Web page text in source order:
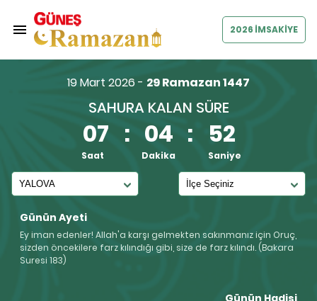
2026 İMSAKİYE
Günün Ayeti
Ey iman edenler! Allah'a karşı gelmekten sakınmanız için Oruç,
sizden öncekilere farz kılındığı gibi, size de farz kılındı. (Bakara
Suresi 183)
19 Mart 2026 - 29 Ramazan 1447
SAHURA KALAN SÜRE
07 : 04 : 52
Saat Dakika Saniye
Günün Hadisi